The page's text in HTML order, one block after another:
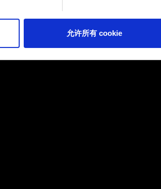
您对 Cookie 的偏好。一旦您了解了其中的
允许所有 cookie